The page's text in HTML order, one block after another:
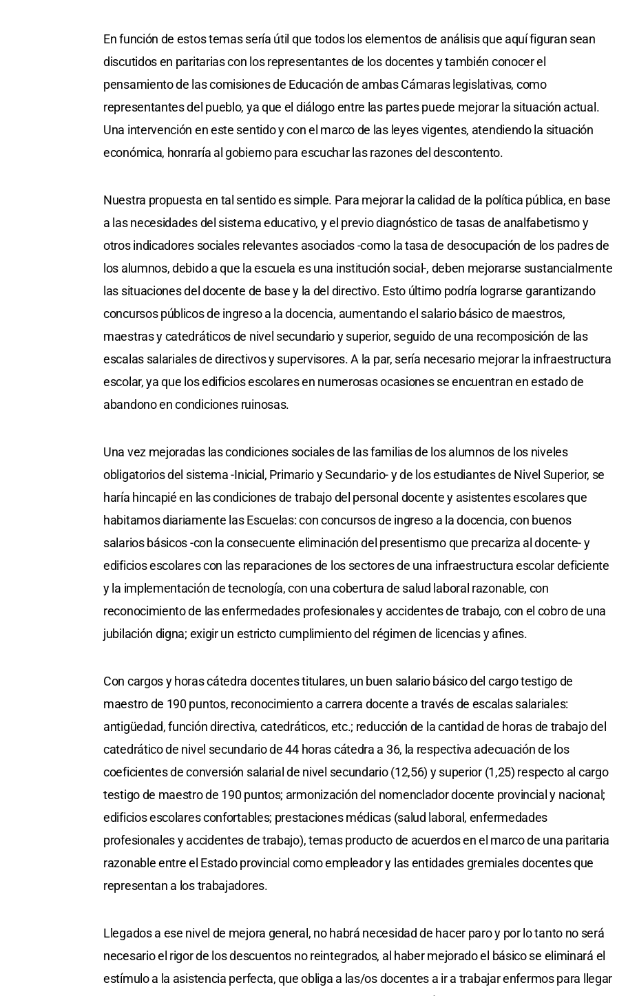
En función de estos temas sería útil que todos los elementos de análisis que aquí figuran sean
discutidos en paritarias con los representantes de los docentes y también conocer el
pensamiento de las comisiones de Educación de ambas Cámaras legislativas, como
representantes del pueblo, ya que el diálogo entre las partes puede mejorar la situación actual.
Una intervención en este sentido y con el marco de las leyes vigentes, atendiendo la situación
económica, honraría al gobierno para escuchar las razones del descontento.
Nuestra propuesta en tal sentido es simple. Para mejorar la calidad de la política pública, en base
a las necesidades del sistema educativo, y el previo diagnóstico de tasas de analfabetismo y
otros indicadores sociales relevantes asociados -como la tasa de desocupación de los padres de
los alumnos, debido a que la escuela es una institución social-, deben mejorarse sustancialmente
las situaciones del docente de base y la del directivo. Esto último podría lograrse garantizando
concursos públicos de ingreso a la docencia, aumentando el salario básico de maestros,
maestras y catedráticos de nivel secundario y superior, seguido de una recomposición de las
escalas salariales de directivos y supervisores. A la par, sería necesario mejorar la infraestructura
escolar, ya que los edificios escolares en numerosas ocasiones se encuentran en estado de
abandono en condiciones ruinosas.
Una vez mejoradas las condiciones sociales de las familias de los alumnos de los niveles
obligatorios del sistema -Inicial, Primario y Secundario- y de los estudiantes de Nivel Superior, se
haría hincapié en las condiciones de trabajo del personal docente y asistentes escolares que
habitamos diariamente las Escuelas: con concursos de ingreso a la docencia, con buenos
salarios básicos -con la consecuente eliminación del presentismo que precariza al docente- y
edificios escolares con las reparaciones de los sectores de una infraestructura escolar deficiente
y la implementación de tecnología, con una cobertura de salud laboral razonable, con
reconocimiento de las enfermedades profesionales y accidentes de trabajo, con el cobro de una
jubilación digna; exigir un estricto cumplimiento del régimen de licencias y afines.
Con cargos y horas cátedra docentes titulares, un buen salario básico del cargo testigo de
maestro de 190 puntos, reconocimiento a carrera docente a través de escalas salariales:
antigüedad, función directiva, catedráticos, etc.; reducción de la cantidad de horas de trabajo del
catedrático de nivel secundario de 44 horas cátedra a 36, la respectiva adecuación de los
coeficientes de conversión salarial de nivel secundario (12,56) y superior (1,25) respecto al cargo
testigo de maestro de 190 puntos; armonización del nomenclador docente provincial y nacional;
edificios escolares confortables; prestaciones médicas (salud laboral, enfermedades
profesionales y accidentes de trabajo), temas producto de acuerdos en el marco de una paritaria
razonable entre el Estado provincial como empleador y las entidades gremiales docentes que
representan a los trabajadores.
Llegados a ese nivel de mejora general, no habrá necesidad de hacer paro y por lo tanto no será
necesario el rigor de los descuentos no reintegrados, al haber mejorado el básico se eliminará el
estímulo a la asistencia perfecta, que obliga a las/os docentes a ir a trabajar enfermos para llegar